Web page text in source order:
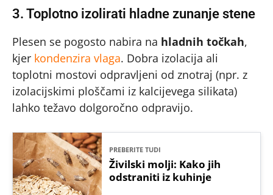
3. Toplotno izolirati hladne zunanje stene
Plesen se pogosto nabira na hladnih točkah,
kjer kondenzira vlaga. Dobra izolacija ali
toplotni mostovi odpravljeni od znotraj (npr. z
izolacijskimi ploščami iz kalcijevega silikata)
lahko težavo dolgoročno odpravijo.
PREBERITE TUDI
Živilski molji: Kako jih
odstraniti iz kuhinje